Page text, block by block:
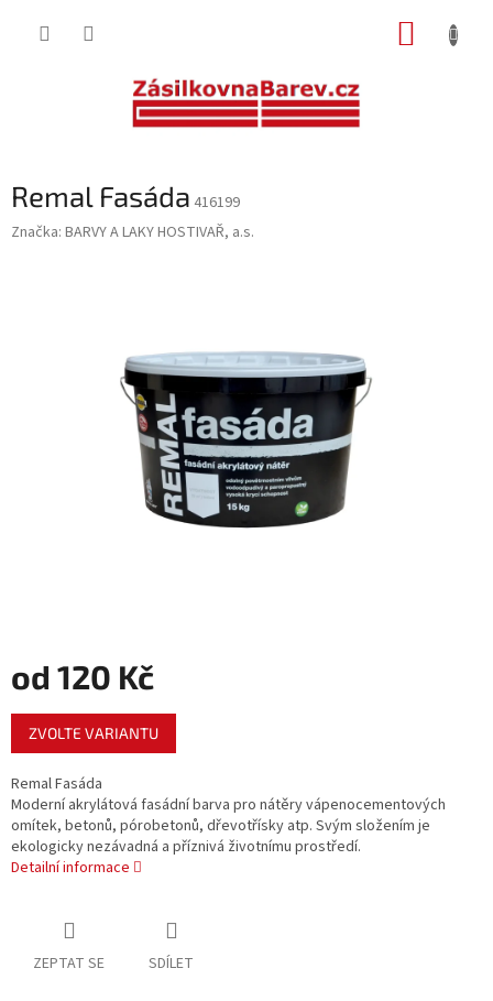
Remal Fasáda 416199
Značka: BARVY A LAKY HOSTIVAŘ, a.s.
od 120 Kč
Měrná
cena:
ZVOLTE VARIANTU
Remal Fasáda
Moderní akrylátová fasádní barva pro nátěry vápenocementových
omítek, betonů, pórobetonů, dřevotřísky atp. Svým složením je
ekologicky nezávadná a příznivá životnímu prostředí.
Detailní informace
ZEPTAT SE SDÍLET